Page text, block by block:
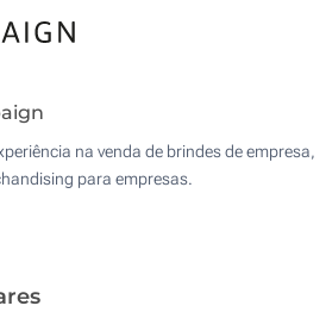
na venda de brindes de empresa,
para empresas.